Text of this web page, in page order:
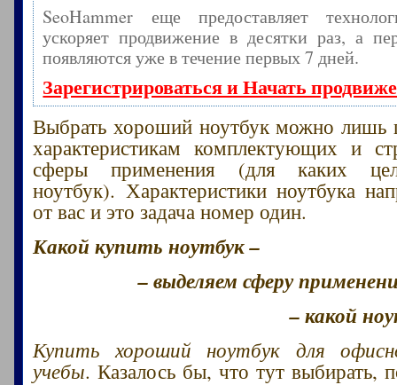
SeoHammer еще предоставляет
ускоряет продвижение в десятки раз, а
появляются уже в течение первых 7 дней.
Зарегистрироваться и Начать
Выбрать хороший ноутбук можно лишь
характеристикам комплектующих и
сферы применения (для каких
ноутбук). Характеристики ноутбука
от вас и это задача номер один.
Какой купить ноутбук –
– выделяем сферу
– какой
Купить хороший ноутбук для
учебы. Казалось бы, что тут выбирать,